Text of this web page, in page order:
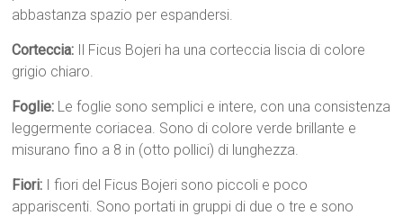
abbastanza spazio per espandersi.
Corteccia: Il Ficus Bojeri ha una corteccia liscia di colore
grigio chiaro.
Foglie: Le foglie sono semplici e intere, con una consistenza
leggermente coriacea. Sono di colore verde brillante e
misurano fino a 8 in (otto pollici) di lunghezza.
Fiori: I fiori del Ficus Bojeri sono piccoli e poco
appariscenti. Sono portati in gruppi di due o tre e sono